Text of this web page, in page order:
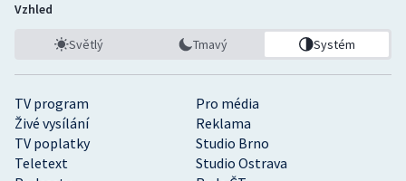
TV program
Pro média
Živé vysílání
Reklama
TV poplatky
Studio Brno
Teletext
Studio Ostrava
Vzhled
Světlý Tmavý Systém